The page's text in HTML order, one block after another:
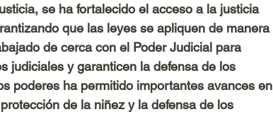
se ha fortalecido el acceso a la justicia
que las leyes se apliquen de manera
de cerca con el Poder Judicial para
judiciales y garanticen la defensa de los
poderes ha permitido importantes avances en
de la niñez y la defensa de los